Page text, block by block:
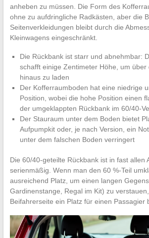
anheben zu müssen. Die Form des
ohne zu aufdringliche Radkästen, aber die
Seitenverkleidungen bleibt durch die
Kleinwagens eingeschränkt.
Die Rückbank ist starr und abnehmbar:
schafft einige Zentimeter Höhe, um über
hinaus zu laden
Der Kofferraumboden hat eine niedrige
Position, wobei die hohe Position einen
der umgeklappten Rückbank im 60/40-
Der Stauraum unter dem Boden bietet
Aufpumpkit oder, je nach Version, ein
unter dem falschen Boden verringert
Die 60/40-geteilte Rückbank ist in fast allen
serienmäßig. Wenn man den 60 %-Teil
ausreichend Platz, um einen langen
Gardinenstange, Regal im Kit) zu
Beifahrerseite ein Platz für einen Passagier